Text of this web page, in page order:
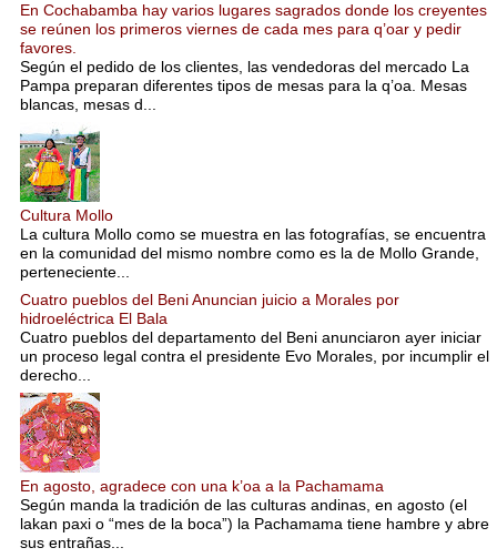
En Cochabamba hay varios lugares sagrados donde los creyentes
se reúnen los primeros viernes de cada mes para q’oar y pedir
favores.
Según el pedido de los clientes, las vendedoras del mercado La
Pampa preparan diferentes tipos de mesas para la q’oa. Mesas
blancas, mesas d...
Cultura Mollo
La cultura Mollo como se muestra en las fotografías, se encuentra
en la comunidad del mismo nombre como es la de Mollo Grande,
perteneciente...
Cuatro pueblos del Beni Anuncian juicio a Morales por
hidroeléctrica El Bala
Cuatro pueblos del departamento del Beni anunciaron ayer iniciar
un proceso legal contra el presidente Evo Morales, por incumplir el
derecho...
En agosto, agradece con una k’oa a la Pachamama
Según manda la tradición de las culturas andinas, en agosto (el
lakan paxi o “mes de la boca”) la Pachamama tiene hambre y abre
sus entrañas...